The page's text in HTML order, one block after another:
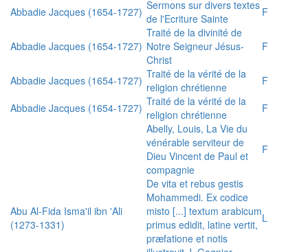
Abbadie Jacques (1654-1727) Sermons sur divers textes
de l'Ecriture Sainte
F
Abbadie Jacques (1654-1727)
Traité de la divinité de
Notre Seigneur Jésus-
Christ
F
Abbadie Jacques (1654-1727) Traité de la vérité de la
religion chrétienne
F
Abbadie Jacques (1654-1727) Traité de la vérité de la
religion chrétienne
F
Abelly, Louis, La Vie du
vénérable serviteur de
Dieu Vincent de Paul et
compagnie
F
Abu Al-Fida Isma'il ibn 'Ali
(1273-1331)
De vita et rebus gestis
Mohammedi. Ex codice
misto [...] textum arabicum
primus edidit, latine vertit,
præfatione et notis
L